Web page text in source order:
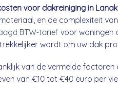
voor dakreiniging in
en de complexiteit
BTW-tarief voor woningen
wordt om uw dak
van de vermelde factoren
van €10 tot €40 euro per